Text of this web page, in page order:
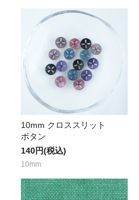
10mm クロススリット
ボタン
140円(税込)
10mm